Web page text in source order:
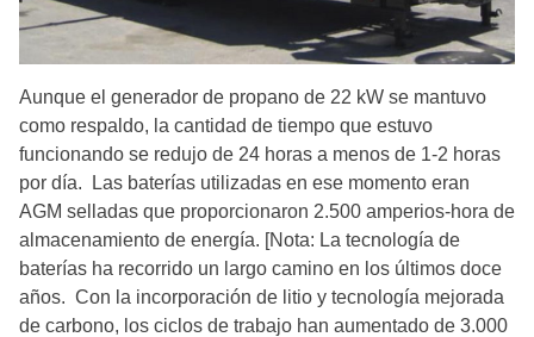
Aunque el generador de propano de 22 kW se mantuvo
como respaldo, la cantidad de tiempo que estuvo
funcionando se redujo de 24 horas a menos de 1-2 horas
por día. Las baterías utilizadas en ese momento eran
AGM selladas que proporcionaron 2.500 amperios-hora de
almacenamiento de energía. [Nota: La tecnología de
baterías ha recorrido un largo camino en los últimos doce
años. Con la incorporación de litio y tecnología mejorada
de carbono, los ciclos de trabajo han aumentado de 3.000